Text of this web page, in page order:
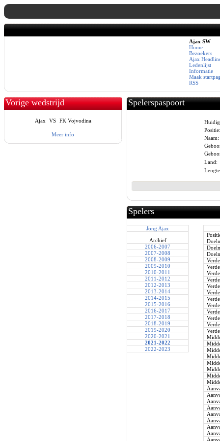
Ajax SW
Home
Bezoekers
Ajax
Ledenlijst
Informatie
Maak
RSS
Vorige wedstrijd
Ajax VS FK Vojvodina
Meer info
Spelerspaspoort
Positie:
Naam:
Land:
Spelers
Jong Ajax
Archief
2006-2007
2007-2008
2008-2009
2009-2010
2010-2011
2011-2012
2012-2013
2013-2014
2014-2015
2015-2016
2016-2017
2017-2018
2018-2019
2019-2020
2020-2021
2021-2022
2022-2023